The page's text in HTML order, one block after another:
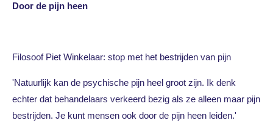
Door de pijn heen
Filosoof Piet Winkelaar: stop met het bestrijden van pijn
'Natuurlijk kan de psychische pijn heel groot zijn. Ik denk
echter dat behandelaars verkeerd bezig als ze alleen maar pijn
bestrijden. Je kunt mensen ook door de pijn heen leiden.'